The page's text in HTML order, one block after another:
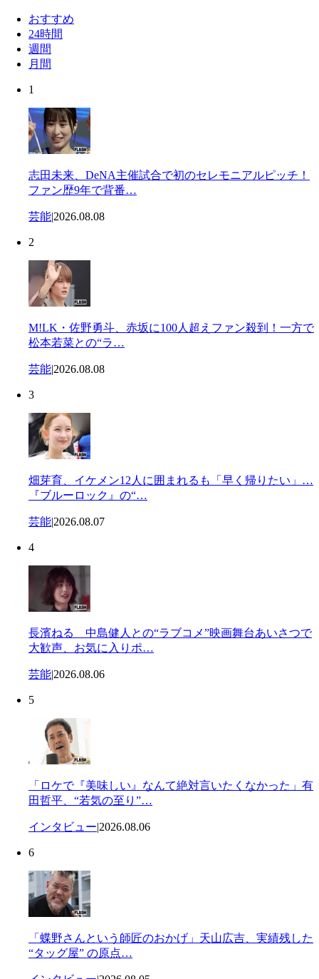
おすすめ
24時間
週間
月間
1
志田未来、DeNA主催試合で初のセレモニアルピッチ！
ファン歴9年で背番…
芸能|2026.08.08
2
M!LK・佐野勇斗、赤坂に100人超えファン殺到！一方で
松本若菜との“ラ…
芸能|2026.08.08
3
畑芽育、イケメン12人に囲まれるも「早く帰りたい」…
『ブルーロック』の“…
芸能|2026.08.07
4
長濱ねる 中島健人との“ラブコメ”映画舞台あいさつで
大歓声、お気に入りポ…
芸能|2026.08.06
5
「ロケで『美味しい』なんて絶対言いたくなかった」有
田哲平、“若気の至り”…
インタビュー|2026.08.06
6
「蝶野さんという師匠のおかげ」天山広吉、実績残した
“タッグ屋” の原点…